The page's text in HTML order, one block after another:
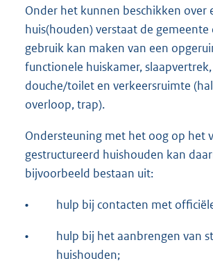
Onder het kunnen beschikken over
huis(houden) verstaat de
gebruik kan maken van een
functionele huiskamer,
douche/toilet en verkeersruimte
overloop, trap).
Ondersteuning met het oog op het
gestructureerd huishouden kan
bijvoorbeeld bestaan uit:
• hulp bij contacten met
•
hulp bij het aanbrengen van
huishouden;